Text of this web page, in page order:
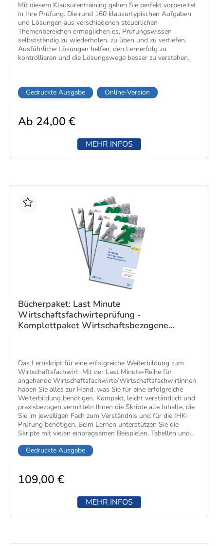
​Mit diesem Klausurentraining gehen Sie perfekt vorbereitet
in Ihre Prüfung. Die rund 160 klausurtypischen Aufgaben
und Lösungen aus verschiedenen steuerlichen
Themenbereichen ermöglichen es, Prüfungswissen
selbstständig zu wiederholen, zu üben und zu vertiefen.
Ausführliche Lösungen helfen, den Lernerfolg zu
kontrollieren und die Lösungswege besser zu verstehen.
Gedruckte Ausgabe Online-Version
Ab 24,00 €
MEHR INFOS
Bücherpaket: Last Minute
Wirtschaftsfachwirteprüfung -
Komplettpaket Wirtschaftsbezogene
Das Lernskript für eine erfolgreiche Weiterbildung zum
Wirtschaftsfachwirt Mit der Last Minute-Reihe für
angehende Wirtschaftsfachwirte/Wirtschaftsfachwirtinnen
haben Sie alles zur Hand, was Sie für eine erfolgreiche
Weiterbildung benötigen. Kompakt, leicht verständlich und
praxisbezogen vermitteln Ihnen die Skripte alle Inhalte, die
Sie im jeweiligen Fach zum Verständnis und für die IHK-
Prüfung benötigen​. Beim Lernen unterstützen Sie die
Skripte mit vielen einprägsamen Beispielen, Tabellen und
Randspalten für eigene Notizen sowie Kontrollfragen mit
Seitenverweisen am Ende der Kapitel. Als idealer Begleiter
unterrichtsbegleitenden Einsatz im Lehrgang, Nachbereiten
des vermittelten Stoffs, Nachlesen, wenn Inhalte versäumt
oder nicht verstanden wurden und bei der Wiederholung
als Vorbereitung auf die Prüfung. Dieses Bücherpaket deckt
Gedruckte Ausgabe
109,00 €
MEHR INFOS